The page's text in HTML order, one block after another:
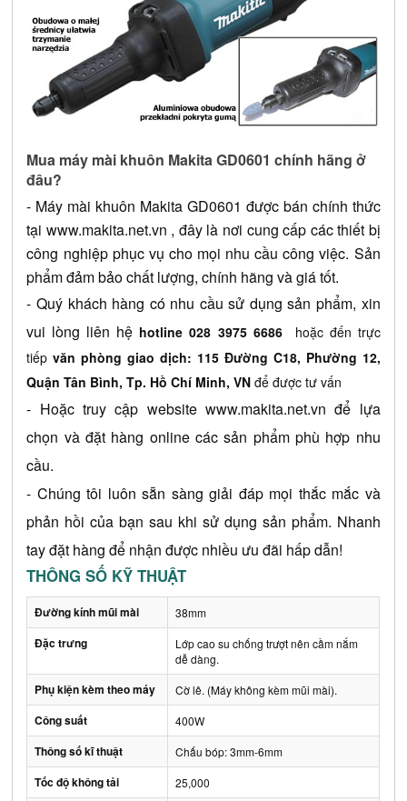
Mua máy mài khuôn Makita GD0601 chính hãng ở
đâu?
- Máy mài khuôn Makita GD0601 được bán chính thức
tại www.makita.net.vn , đây là nơi cung cấp các thiết bị
công nghiệp phục vụ cho mọi nhu cầu công việc. Sản
phẩm đảm bảo chất lượng, chính hãng và giá tốt.
- Quý khách hàng có nhu cầu sử dụng sản phẩm, xin
vui lòng liên hệ hotline 028 3975 6686 hoặc đến trực
tiếpvăn phòng giao dịch: 115 Đường C18, Phường 12,
Quận Tân Bình, Tp. Hồ Chí Minh, VN để được tư vấn
- Hoặc truy cập websitewww.makita.net.vn để lựa
chọn và đặt hàng online các sản phẩm phù hợp nhu
cầu.
- Chúng tôi luôn sẵn sàng giải đáp mọi thắc mắc và
phản hồi của bạn sau khi sử dụng sản phẩm. Nhanh
tay đặt hàng để nhận được nhiều ưu đãi hấp dẫn!
THÔNG SỐ KỸ THUẬT
Đường kính mũi mài 38mm
Đặc trưng
Lớp cao su chống trượt nên cầm nắm
dễ dàng.
Phụ kiện kèm theo máy Cờ lê. (Máy không kèm mũi mài).
Công suất 400W
Thông số kĩ thuật Chấu bóp: 3mm-6mm
Tốc độ không tải 25,000